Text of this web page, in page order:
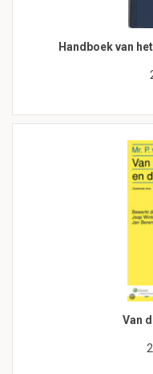
Handboek van
Van